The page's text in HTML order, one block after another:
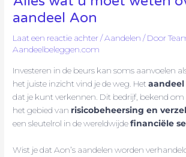
aandeel Aon
Laat een reactie achter/Aandelen / Door
Aandeelbeleggen.com
Investeren in de beurs kan soms aanvoelen
het juiste inzicht vind je de weg. Hetaandeel
dat je kunt verkennen. Dit bedrijf, bekend
het gebied van risicobeheersing en
een sleutelrol in de wereldwijdefinanciële
Wist je dat Aon’s aandelen worden